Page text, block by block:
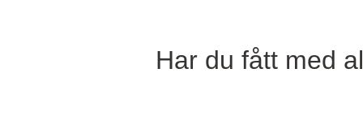
Har du fått med